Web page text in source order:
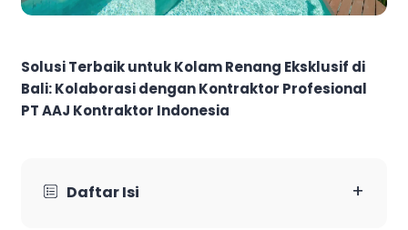
Solusi Terbaik untuk Kolam Renang Eksklusif di
Bali: Kolaborasi dengan Kontraktor Profesional
PT AAJ Kontraktor Indonesia
Daftar Isi +